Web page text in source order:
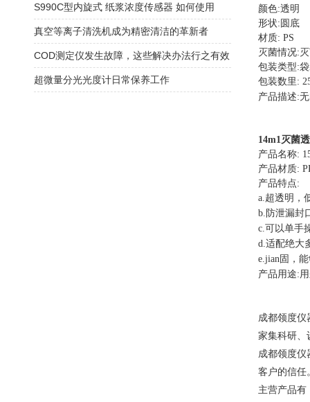
颜色:透明
形状: 圆底
材质: PS
灭菌情况:
包装类型:
包装数里 :
产品描述:无
14m1灭菌
产品名称:
产品材质:
产品特点:
a.超透明，
b. 防泄漏封
c.可以单手
d.适配绝大
e.jian固，
产品用途:
成都领度仪
家集科研、
成都领度仪
客户的信任
主营产品有
S990C型内旋式 纸浆浓度传感器 如何使用
真空等离子清洗机成为精密清洁的革新者
COD测定仪发生故障，这些解决办法行之有效
超微量分光光度计日常保养工作